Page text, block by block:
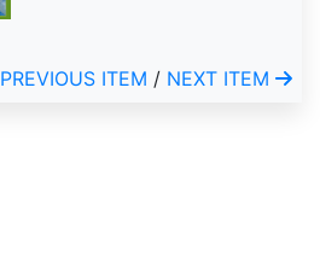
PREVIOUS ITEM / NEXT ITEM